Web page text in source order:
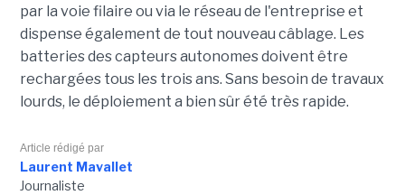
par la voie filaire ou via le réseau de l'entreprise et
dispense également de tout nouveau câblage. Les
batteries des capteurs autonomes doivent être
rechargées tous les trois ans. Sans besoin de travaux
lourds, le déploiement a bien sûr été très rapide.
Article rédigé par
Laurent Mavallet
Journaliste